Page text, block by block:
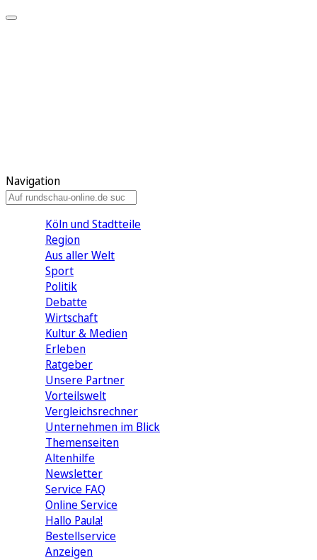
Navigation
Köln und Stadtteile
Region
Aus aller Welt
Sport
Politik
Debatte
Wirtschaft
Kultur & Medien
Erleben
Ratgeber
Unsere Partner
Vorteilswelt
Vergleichsrechner
Unternehmen im Blick
Themenseiten
Altenhilfe
Newsletter
Service FAQ
Online Service
Hallo Paula!
Bestellservice
Anzeigen